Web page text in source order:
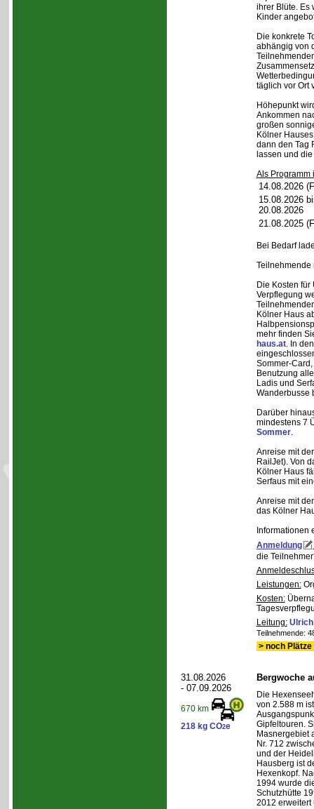
ihrer Blüte. Es
Kinder
Die konkrete
abhängig von
täglich vor Ort
Höhepunkt
Ankommen
großen
Kölner
dann den Tag
lassen und
Als Programm
14.08.2026
15.08.2026
20.08.2026
21.08.2025
Bei Bedarf
Teilnehmende
Die Kosten für
Verpflegung
Kölner Haus
mehr finden
haus.at. In
Sommer-
Benutzung
Ladis und
Wanderbusse
Darüber
mindestens 7
Sommer.
Anreise mit
RailJet). Von
Kölner Haus
Serfaus mit
Anreise mit
das Kölner
Informationen
Anmeldung
die
Leistungen:
Kosten:
Leitung:
Teilnehmende:
> noch
31.08.2026
- 07.09.2026
670 km
218 kg CO2e
Bergwoche
Die
von 2.588 m
Gipfeltouren.
Masnergebiet
Nr. 712
und der
Hausberg ist
Hexenkopf.
1994 wurde
Schutzhütte
2012 erweitert